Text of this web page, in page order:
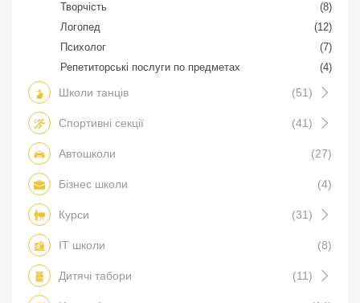
Творчість
(8)
Логопед
(12)
Психолог
(7)
Репетиторські послуги по предметах
(4)
Школи танців (51)
Спортивні секції (41)
Автошколи (27)
Бізнес школи (4)
Курси (31)
IT школи (8)
Дитячі табори (11)